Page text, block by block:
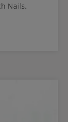
Nails.